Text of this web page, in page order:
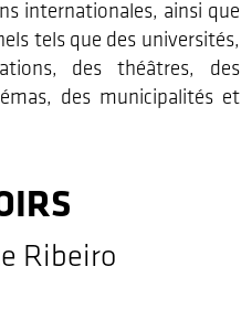
internationales, ainsi que
tels que des universités,
des théâtres, des
des municipalités et
Ribeiro